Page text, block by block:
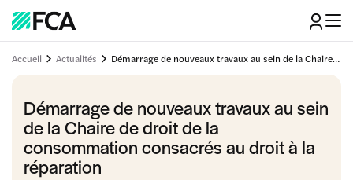
Accueil Actualités Démarrage de nouveaux travaux au sein de la Chaire de droit de la consommation consacrés au droit à la réparation
Démarrage de nouveaux travaux au sein
de la Chaire de droit de la
consommation consacrés au droit à la
réparation